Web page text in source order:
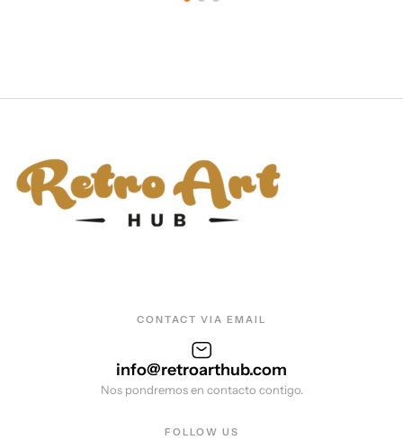
CONTACT VIA EMAIL
info@retroarthub.com
Nos pondremos en contacto contigo.
FOLLOW US